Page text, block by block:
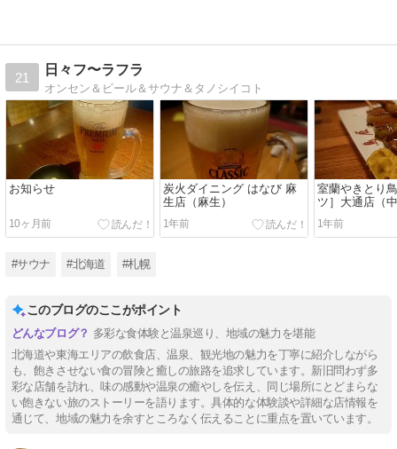
21
日々フ〜ラフラ
オンセン＆ビール＆サウナ＆タノシイコト
お知らせ
10ヶ月前
炭火ダイニング はなび 麻
生店（麻生）
1年前
室蘭やきとり
ツ］大通店（
1年前
#サウナ #北海道 #札幌
このブログのここがポイント
多彩な食体験と温泉巡り、地域の魅力を堪能
北海道や東海エリアの飲食店、温泉、観光地の魅力を丁寧に紹介しながら
も、飽きさせない食の冒険と癒しの旅路を追求しています。新旧問わず多
彩な店舗を訪れ、味の感動や温泉の癒やしを伝え、同じ場所にとどまらな
い飽きない旅のストーリーを語ります。具体的な体験談や詳細な店情報を
通じて、地域の魅力を余すところなく伝えることに重点を置いています。